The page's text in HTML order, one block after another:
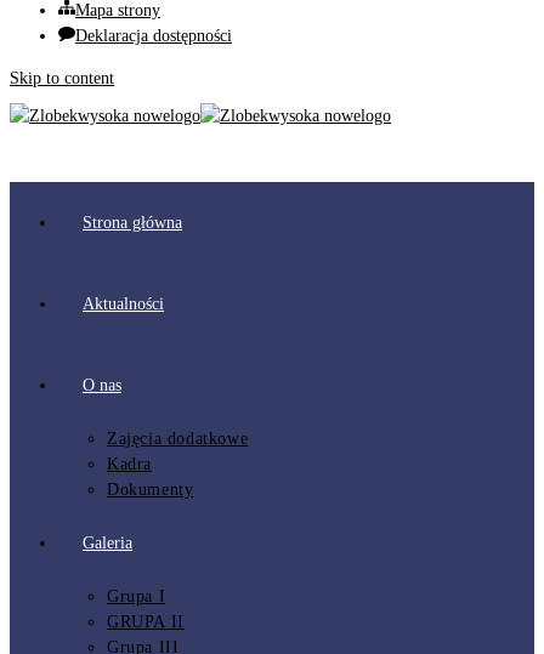
Mapa strony
Deklaracja dostępności
Skip to content
Strona główna
Aktualności
O nas
Zajęcia dodatkowe
Kadra
Dokumenty
Galeria
Grupa I
GRUPA II
Grupa III